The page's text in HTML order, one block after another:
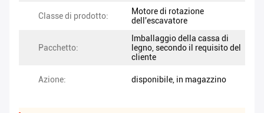
Classe di prodotto:
Motore di rotazione
dell'escavatore
Pacchetto:
Imballaggio della cassa di
legno, secondo il requisito del
cliente
Azione: disponibile, in magazzino